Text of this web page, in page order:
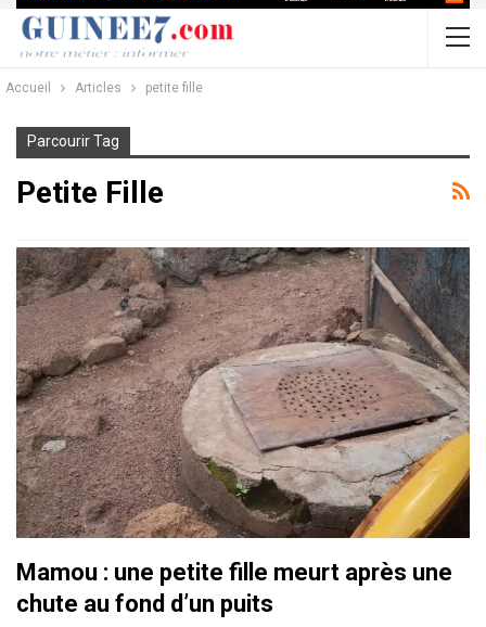
Accueil Articles petite fille
Parcourir Tag
Petite Fille
Mamou : une petite fille meurt après une
chute au fond d’un puits